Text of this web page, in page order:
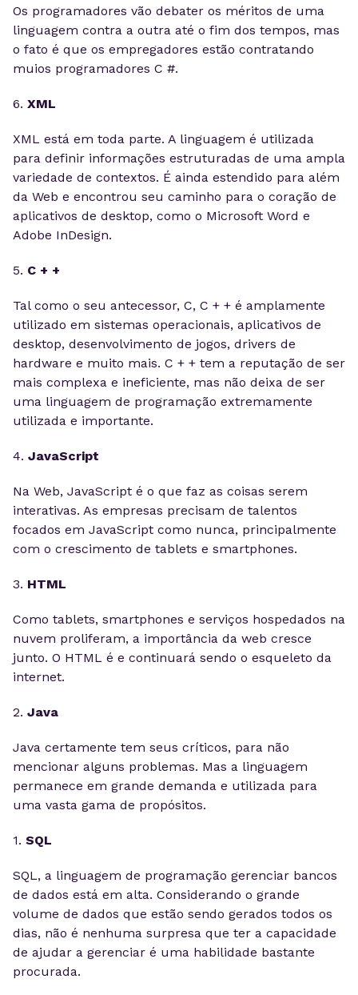
Os programadores vão debater os méritos de uma
linguagem contra a outra até o fim dos tempos, mas
o fato é que os empregadores estão contratando
muios programadores C #.
6. XML
XML está em toda parte. A linguagem é utilizada
para definir informações estruturadas de uma ampla
variedade de contextos. É ainda estendido para além
da Web e encontrou seu caminho para o coração de
aplicativos de desktop, como o Microsoft Word e
Adobe InDesign.
5. C + +
Tal como o seu antecessor, C, C + + é amplamente
utilizado em sistemas operacionais, aplicativos de
desktop, desenvolvimento de jogos, drivers de
hardware e muito mais. C + + tem a reputação de ser
mais complexa e ineficiente, mas não deixa de ser
uma linguagem de programação extremamente
utilizada e importante.
4. JavaScript
Na Web, JavaScript é o que faz as coisas serem
interativas. As empresas precisam de talentos
focados em JavaScript como nunca, principalmente
com o crescimento de tablets e smartphones.
3. HTML
Como tablets, smartphones e serviços hospedados na
nuvem proliferam, a importância da web cresce
junto. O HTML é e continuará sendo o esqueleto da
internet.
2. Java
Java certamente tem seus críticos, para não
mencionar alguns problemas. Mas a linguagem
permanece em grande demanda e utilizada para
uma vasta gama de propósitos.
1. SQL
SQL, a linguagem de programação gerenciar bancos
de dados está em alta. Considerando o grande
volume de dados que estão sendo gerados todos os
dias, não é nenhuma surpresa que ter a capacidade
de ajudar a gerenciar é uma habilidade bastante
procurada.